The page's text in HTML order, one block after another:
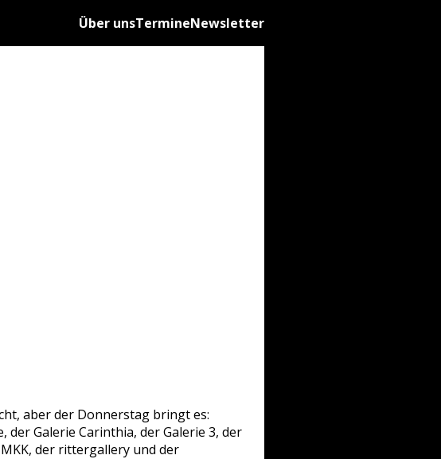
Über unsTermineNewsletter
aber der Donnerstag bringt es:
der Galerie Carinthia, der Galerie 3, der
der rittergallery und der